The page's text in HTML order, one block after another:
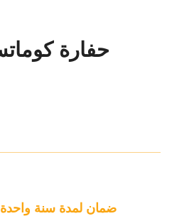
ضمان لمدة سنة واحدة